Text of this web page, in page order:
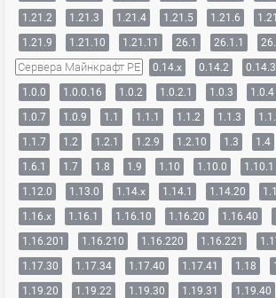
1.21.2
1.21.3 1.21.4 1.21.5 1.21.6
1.21.9
1.21.10 1.21.11 26.1 26.1.1
Сервера Майнкрафт PE 0.14.x 0.14.2 0.14.3
1.0.0
1.0.0.16 1.0.2 1.0.2.1 1.0.3 1.0.4
1.0.7
1.0.9 1.1 1.1.1 1.1.2 1.1.3
1.1.7
1.2 1.2.1 1.2.9 1.2.10 1.3 1.4
1.6.1
1.7 1.8 1.9 1.10 1.10.0 1.10.1
1.12.0
1.13.0 1.14.x 1.14.1 1.14.20
1.16.x
1.16.1 1.16.10 1.16.20 1.16.40
1.16.201
1.16.210 1.16.220 1.16.221
1.17.30
1.17.34 1.17.40 1.17.41 1.18
1.19.20
1.19.22 1.19.30 1.19.31 1.19.40